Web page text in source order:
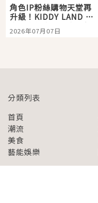
角色IP粉絲購物天堂再
升級！KIDDY LAND 原
宿店吉伊卡哇迎客，新
開幕 OMOKADO 店3分
2026年07月07日
分類列表
首頁
潮流
美食
藝能娛樂